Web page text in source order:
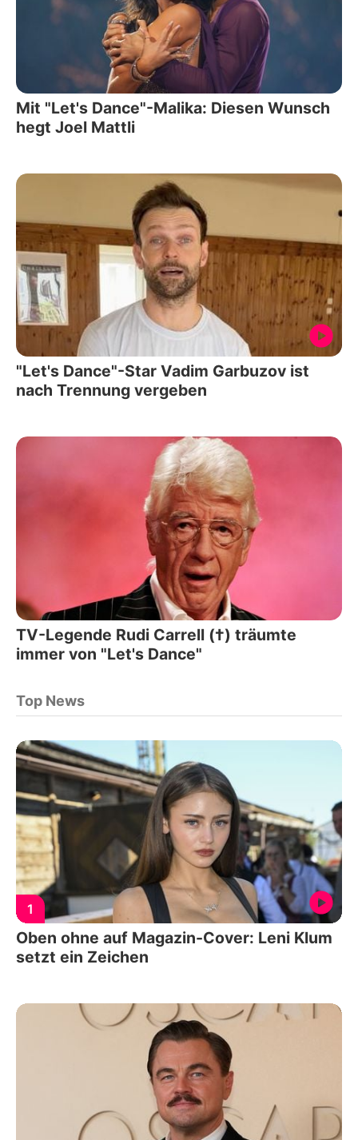
Mit "Let's Dance"-Malika: Diesen Wunsch
hegt Joel Mattli
"Let's Dance"-Star Vadim Garbuzov ist
nach Trennung vergeben
TV-Legende Rudi Carrell (†) träumte
immer von "Let's Dance"
Top News
1
Oben ohne auf Magazin-Cover: Leni Klum
setzt ein Zeichen